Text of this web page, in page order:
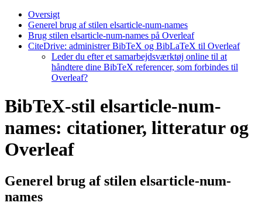
Oversigt
Generel brug af stilen elsarticle-num-names
Brug stilen elsarticle-num-names på Overleaf
CiteDrive: administrer BibTeX og BibLaTeX til Overleaf
Leder du efter et samarbejdsværktøj online til at
håndtere dine BibTeX referencer, som forbindes til
Overleaf?
BibTeX-stil elsarticle-num-
names: citationer, litteratur og
Overleaf
Generel brug af stilen elsarticle-num-
names